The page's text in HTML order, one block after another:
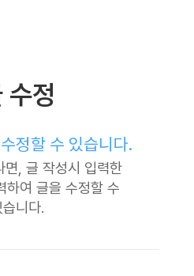
수정
정할 수 있습니다.
면, 글 작성시 입력한
하여 글을 수정할 수
습니다.